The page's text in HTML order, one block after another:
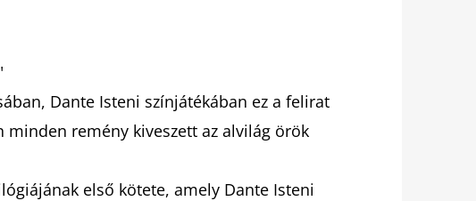
Dante Isteni színjátékában ez a felirat
remény kiveszett az alvilág örök
első kötete, amely Dante Isteni